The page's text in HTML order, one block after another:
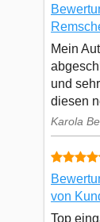
Mein
und
diesen
Karola
von
Top